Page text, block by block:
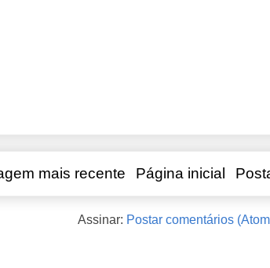
mais recente Página inicial
Assinar: Postar comentários